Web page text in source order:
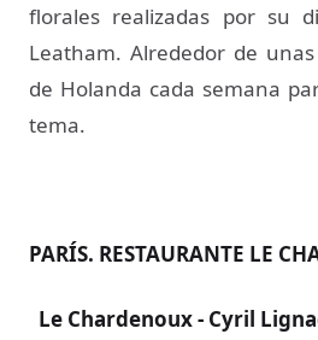
florales realizadas por su
Leatham. Alrededor de
de Holanda cada semana
tema.
PARÍS. RESTAURANTE LE
Le Chardenoux - Cyril